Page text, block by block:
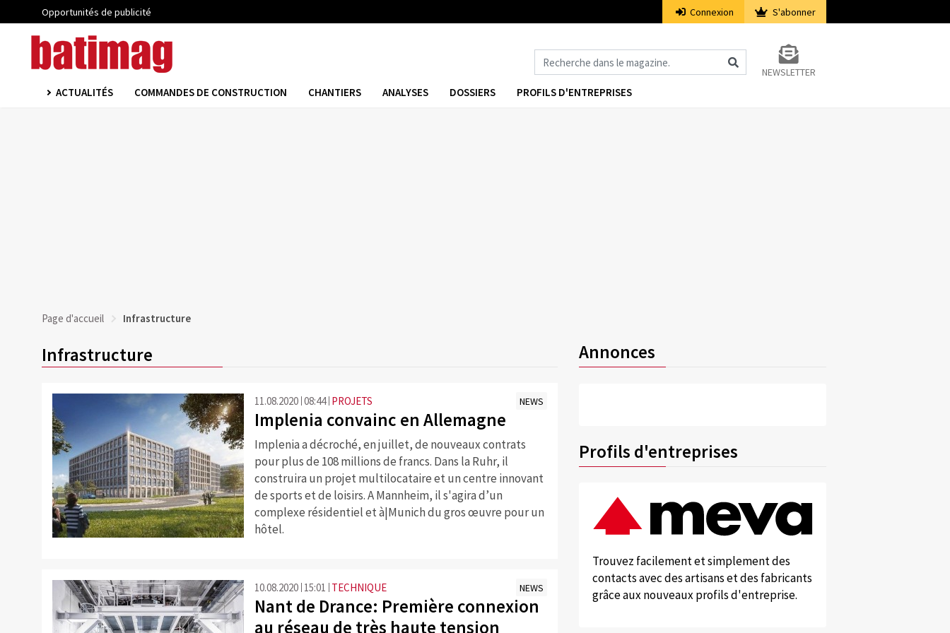
Opportunités de publicité Connexion S'abonner
NEWSLETTER
ACTUALITÉS COMMANDES DE CONSTRUCTION CHANTIERS ANALYSES DOSSIERS PROFILS D'ENTREPRISES
Page d'accueil Infrastructure
Infrastructure
11.08.2020 08:44 PROJETS NEWS
Implenia convainc en Allemagne
Implenia a décroché, en juillet, de nouveaux contrats
pour plus de 108 millions de francs. Dans la Ruhr, il
construira un projet multilocataire et un centre innovant
de sports et de loisirs. A Mannheim, il s'agira d’un
complexe résidentiel et à|Munich du gros œuvre pour un
hôtel.
10.08.2020 15:01 TECHNIQUE NEWS
Nant de Drance: Première connexion
au réseau de très haute tension
Annonces
Profils d'entreprises
Trouvez facilement et simplement des
contacts avec des artisans et des fabricants
grâce aux nouveaux profils d'entreprise.